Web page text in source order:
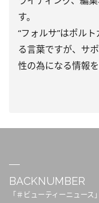
す。
“フォルサ”はポル
る言葉ですが、サ
性の為になる情報
BACKNUMBER
「＃ビューティーニュース